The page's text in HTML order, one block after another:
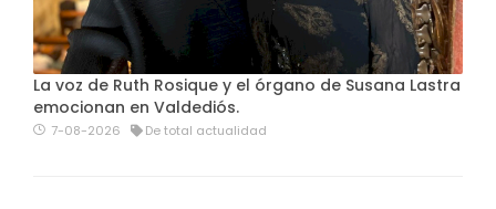
La voz de Ruth Rosique y el órgano de Susana Lastra
emocionan en Valdediós.
7-08-2026 De total actualidad